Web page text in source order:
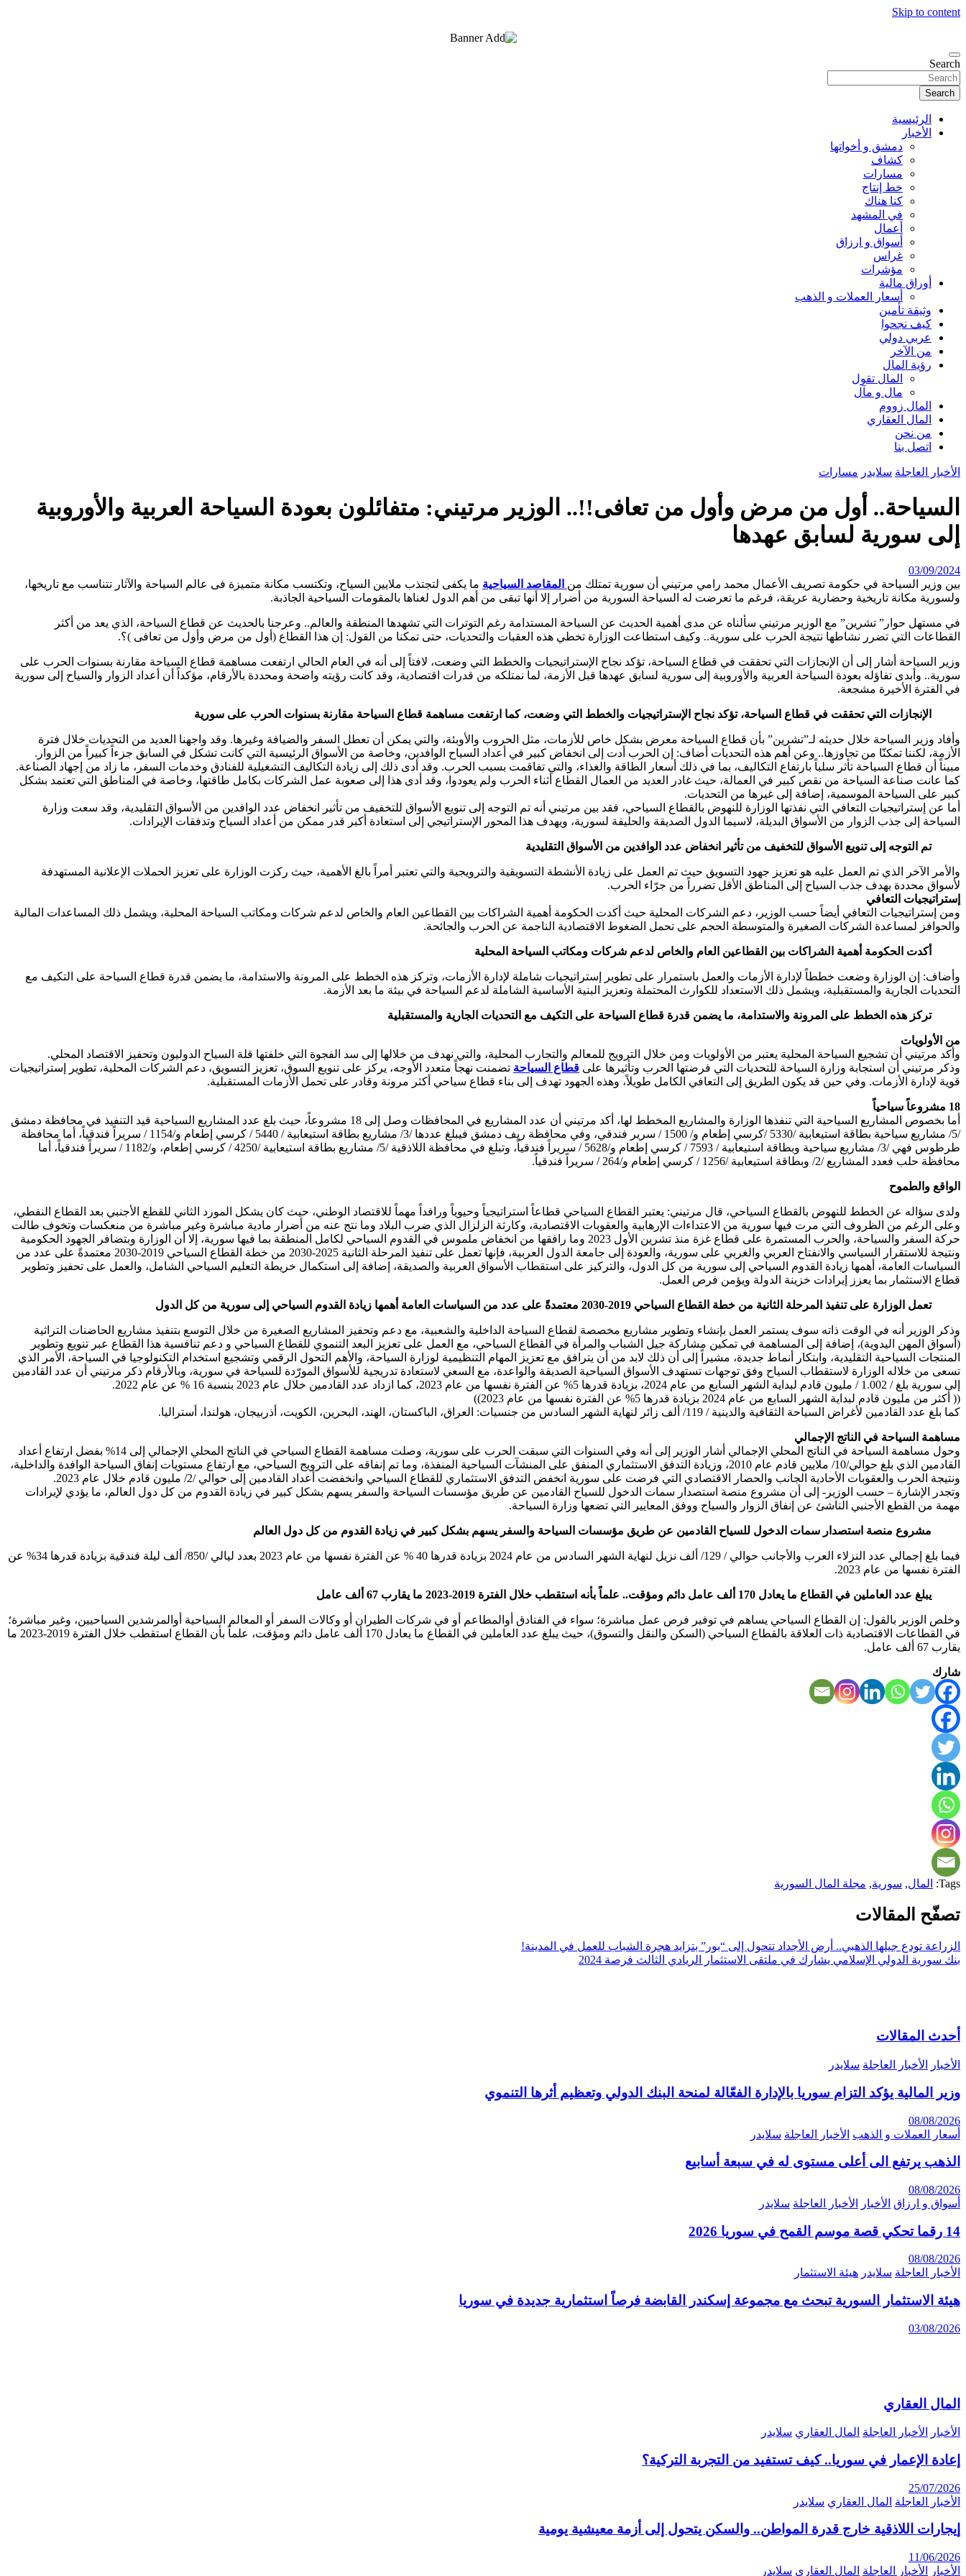
Skip to content
Search
Search
الرئيسية
الأخبار
دمشق و أخواتها
كشاف
مسارات
خط إنتاج
كنا هناك
في المشهد
أعمال
أسواق و ارزاق
غراس
مؤشرات
أوراق مالية
أسعار العملات و الذهب
وثيقة تأمين
كيف نجحوا
عربي دولي
من الآخر
رؤية المال
المال تقول
مال و مآل
المال زووم
المال العقاري
من نحن
اتصل بنا
الأخبار العاجلة سلايدر مسارات
السياحة.. أول من مرض وأول من تعافى!!.. الوزير مرتيني: متفائلون بعودة السياحة العربية والأوروبية
إلى سورية لسابق عهدها
03/09/2024
بين وزير السياحة في حكومة تصريف الأعمال محمد رامي مرتيني أن سورية تمتلك من المقاصد السياحية ما يكفى لتجتذب ملايين السياح، وتكتسب مكانة متميزة فى عالم السياحة والآثار تتناسب مع تاريخها،
ولسورية مكانة تاريخية وحضارية عريقة، فرغم ما تعرضت له السياحة السورية من أضرار إلا أنها تبقى من أهم الدول لغناها بالمقومات السياحية الجاذبة.
في مستهل حوار” تشرين” مع الوزير مرتيني سألناه عن مدى أهمية الحديث عن السياحة المستدامة رغم التوترات التي تشهدها المنطقة والعالم.. وعرجنا بالحديث عن قطاع السياحة، الذي يعد من أكثر
القطاعات التي تضرر نشاطها نتيجة الحرب على سورية.. وكيف استطاعت الوزارة تخطي هذه العقبات والتحديات، حتى تمكنا من القول: إن هذا القطاع (أول من مرض وأول من تعافى )؟.
وزير السياحة أشار إلى أن الإنجازات التي تحققت في قطاع السياحة، تؤكد نجاح الإستراتيجيات والخطط التي وضعت، لافتاً إلى أنه في العام الحالي ارتفعت مساهمة قطاع السياحة مقارنة بسنوات الحرب على
سورية.. وأبدى تفاؤله بعودة السياحة العربية والأوروبية إلى سورية لسابق عهدها قبل الأزمة، لما نمتلكه من قدرات اقتصادية، وقد كانت رؤيته واضحة ومحددة بالأرقام، مؤكداً أن أعداد الزوار والسياح إلى سورية
في الفترة الأخيرة مشجعة.
الإنجازات التي تحققت في قطاع السياحة، تؤكد نجاح الإستراتيجيات والخطط التي وضعت، كما ارتفعت مساهمة قطاع السياحة مقارنة بسنوات الحرب على سورية
وأفاد وزير السياحة خلال حديثه لـ”تشرين” بأن قطاع السياحة معرض بشكل خاص للأزمات، مثل الحروب والأوبئة، والتي يمكن أن تعطل السفر والضيافة وغيرها. وقد واجهنا العديد من التحديات خلال فترة
الأزمة، لكننا تمكنّا من تجاوزها.. وعن أهم هذه التحديات أضاف: إن الحرب أدت إلى انخفاض كبير في أعداد السياح الوافدين، وخاصة من الأسواق الرئيسية التي كانت تشكل في السابق جزءاً كبيراً من الزوار.
مبيناً أن قطاع السياحة تأثر سلباً بارتفاع التكاليف، بما في ذلك أسعار الطاقة والغذاء، والتي تفاقمت بسبب الحرب. وقد أدى ذلك إلى زيادة التكاليف التشغيلية للفنادق وخدمات السفر، ما زاد من إجهاد الصناعة.
كما عانت صناعة السياحة من نقص كبير في العمالة، حيث غادر العديد من العمال القطاع أثناء الحرب ولم يعودوا، وقد أدى هذا إلى صعوبة عمل الشركات بكامل طاقتها، وخاصة في المناطق التي تعتمد بشكل
كبير على السياحة الموسمية، إضافة إلى غيرها من التحديات.
أما عن إستراتيجيات التعافي التي نفذتها الوزارة للنهوض بالقطاع السياحي، فقد بين مرتيني أنه تم التوجه إلى تنويع الأسواق للتخفيف من تأثير انخفاض عدد الوافدين من الأسواق التقليدية، وقد سعت وزارة
السياحة إلى جذب الزوار من الأسواق البديلة، لاسيما الدول الصديقة والحليفة لسورية، ويهدف هذا المحور الإستراتيجي إلى استعادة أكبر قدر ممكن من أعداد السياح وتدفقات الإيرادات.
تم التوجه إلى تنويع الأسواق للتخفيف من تأثير انخفاض عدد الوافدين من الأسواق التقليدية
والأمر الآخر الذي تم العمل عليه هو تعزيز جهود التسويق حيث تم العمل على زيادة الأنشطة التسويقية والترويجية والتي تعتبر أمراً بالغ الأهمية، حيث ركزت الوزارة على تعزيز الحملات الإعلانية المستهدفة
لأسواق محددة بهدف جذب السياح إلى المناطق الأقل تضرراً من جرّاء الحرب.
إستراتيجيات التعافي
ومن إستراتيجيات التعافي أيضاً حسب الوزير، دعم الشركات المحلية حيث أكدت الحكومة أهمية الشراكات بين القطاعين العام والخاص لدعم شركات ومكاتب السياحة المحلية، ويشمل ذلك المساعدات المالية
والحوافز لمساعدة الشركات الصغيرة والمتوسطة الحجم على تحمل الضغوط الاقتصادية الناجمة عن الحرب والجائحة.
أكدت الحكومة أهمية الشراكات بين القطاعين العام والخاص لدعم شركات ومكاتب السياحة المحلية
وأضاف: إن الوزارة وضعت خططاً لإدارة الأزمات والعمل باستمرار على تطوير إستراتيجيات شاملة لإدارة الأزمات، وتركز هذه الخطط على المرونة والاستدامة، ما يضمن قدرة قطاع السياحة على التكيف مع
التحديات الجارية والمستقبلية، ويشمل ذلك الاستعداد للكوارث المحتملة وتعزيز البنية الأساسية الشاملة لدعم السياحة في بيئة ما بعد الأزمة.
تركز هذه الخطط على المرونة والاستدامة، ما يضمن قدرة قطاع السياحة على التكيف مع التحديات الجارية والمستقبلية
من الأولويات
وأكد مرتيني أن تشجيع السياحة المحلية يعتبر من الأولويات ومن خلال الترويج للمعالم والتجارب المحلية، والتي نهدف من خلالها إلى سد الفجوة التي خلفتها قلة السياح الدوليون وتحفيز الاقتصاد المحلي.
وذكر مرتيني أن استجابة وزارة السياحة للتحديات التي فرضتها الحرب وتأثيرها على قطاع السياحة تضمنت نهجاً متعدد الأوجه، يركز على تنويع السوق، تعزيز التسويق، دعم الشركات المحلية، تطوير إستراتيجيات
قوية لإدارة الأزمات. وفي حين قد يكون الطريق إلى التعافي الكامل طويلاً، وهذه الجهود تهدف إلى بناء قطاع سياحي أكثر مرونة وقادر على تحمل الأزمات المستقبلية.
18 مشروعاً سياحياً
أما بخصوص المشاريع السياحية التي تنفذها الوزارة والمشاريع المخطط لها، أكد مرتيني أن عدد المشاريع في المحافظات وصل إلى 18 مشروعاً، حيث بلغ عدد المشاريع السياحية قيد التنفيذ في محافظة دمشق
/5/ مشاريع سياحية بطاقة استيعابية /5330 /كرسي إطعام و/ 1500 / سرير فندقي، وفي محافظة ريف دمشق فيبلغ عددها /3/ مشاريع بطاقة استيعابية / 5440 / كرسي إطعام و/1154 / سريراً فندقياً، أما محافظة
طرطوس فهي /3/ مشاريع سياحية وبطاقة استيعابية / 7593 / كرسي إطعام و/5628 / سريراً فندقياً، وتبلغ في محافظة اللاذقية /5/ مشاريع بطاقة استيعابية /4250 / كرسي إطعام، و/1182 / سريراً فندقياً، أما
محافظة حلب فعدد المشاريع /2/ وبطاقة استيعابية /1256 / كرسي إطعام و/264 / سريراً فندقياً.
الواقع والطموح
ولدى سؤاله عن الخطط للنهوض بالقطاع السياحي، قال مرتيني: يعتبر القطاع السياحي قطاعاً استراتيجياً وحيوياً ورافداً مهماً للاقتصاد الوطني، حيث كان يشكل المورد الثاني للقطع الأجنبي بعد القطاع النفطي،
وعلى الرغم من الظروف التي مرت فيها سورية من الاعتداءات الإرهابية والعقوبات الاقتصادية، وكارثة الزلزال الذي ضرب البلاد وما نتج عنه من أضرار مادية مباشرة وغير مباشرة من منعكسات وتخوف طالت
حركة السفر والسياحة، والحرب المستمرة على قطاع غزة منذ تشرين الأول 2023 وما رافقها من انخفاض ملموس في القدوم السياحي لكامل المنطقة بما فيها سورية، إلا أن الوزارة وبتضافر الجهود الحكومية
ونتيجة للاستقرار السياسي والانفتاح العربي والغربي على سورية، والعودة إلى جامعة الدول العربية، فإنها تعمل على تنفيذ المرحلة الثانية 2025-2030 من خطة القطاع السياحي 2019-2030 معتمدةً على عدد من
السياسات العامة، أهمها زيادة القدوم السياحي إلى سورية من كل الدول، والتركيز على استقطاب الأسواق العربية والصديقة، إضافة إلى استكمال خريطة التعليم السياحي الشامل، والعمل على تحفيز وتطوير
قطاع الاستثمار بما يعزز إيرادات خزينة الدولة ويؤمن فرص العمل.
تعمل الوزارة على تنفيذ المرحلة الثانية من خطة القطاع السياحي 2019-2030 معتمدةً على عدد من السياسات العامة أهمها زيادة القدوم السياحي إلى سورية من كل الدول
وذكر الوزير أنه في الوقت ذاته سوف يستمر العمل بإنشاء وتطوير مشاريع مخصصة لقطاع السياحة الداخلية والشعبية، مع دعم وتحفيز المشاريع الصغيرة من خلال التوسع بتنفيذ مشاريع الحاضنات التراثية
(أسواق المهن اليدوية)، إضافة إلى المساهمة في تمكين مشاركة جيل الشباب والمرأة في القطاع السياحي، مع العمل على تعزيز البعد التنموي للقطاع السياحي و دعم تنافسية هذا القطاع عبر تنويع وتطوير
المنتجات السياحية التقليدية، وابتكار أنماط جديدة، مشيراً إلى أن ذلك لابد من أن يترافق مع تعزيز المهام التنظيمية لوزارة السياحة، والأهم التحول الرقمي وتشجيع استخدام التكنولوجيا في السياحة، الأمر الذي
تسعى من خلاله الوزارة لاستقطاب السياح وفق توجهات تستهدف الأسواق السياحية الصديقة والواعدة، مع السعي لاستعادة تدريجية للأسواق المورّدة للسياحة في سورية، وبالأرقام ذكر مرتيني أن عدد القادمين
إلى سورية بلغ / 1.002 / مليون قادم لبداية الشهر السابع من عام 2024، بزيادة قدرها 5% عن الفترة نفسها من عام 2023، كما ازداد عدد القادمين خلال عام 2023 بنسبة 16 % عن عام 2022.
(( أكثر من مليون قادم لبداية الشهر السابع من عام 2024 بزيادة قدرها 5% عن الفترة نفسها من عام 2023))
كما بلغ عدد القادمين لأغراض السياحة الثقافية والدينية / 119/ ألف زائر لنهاية الشهر السادس من جنسيات: العراق، الباكستان، الهند، البحرين، الكويت، أذربيجان، هولندا، أستراليا.
مساهمة السياحة في الناتج الإجمالي
وحول مساهمة السياحة في الناتج المحلي الإجمالي أشار الوزير إلى أنه وفي السنوات التي سبقت الحرب على سورية، وصلت مساهمة القطاع السياحي في الناتج المحلي الإجمالي إلى 14% بفضل ارتفاع أعداد
القادمين الذي بلغ حوالي/10/ ملايين قادم عام 2010، وزيادة التدفق الاستثماري المنفق على المنشآت السياحية المنفذة، وما تم إنفاقه على الترويج السياحي، مع ارتفاع مستويات إنفاق السياحة الوافدة والداخلية،
ونتيجة الحرب والعقوبات الأحادية الجانب والحصار الاقتصادي التي فرضت على سورية انخفض التدفق الاستثماري للقطاع السياحي وانخفضت أعداد القادمين إلى حوالي /2/ مليون قادم خلال عام 2023.
وتجدر الإشارة – حسب الوزير- إلى أن مشروع منصة استصدار سمات الدخول للسياح القادمين عن طريق مؤسسات السياحة والسفر يسهم بشكل كبير في زيادة القدوم من كل دول العالم، ما يؤدي لإيرادات
مهمة من القطع الأجنبي الناشئ عن إنفاق الزوار والسياح ووفق المعايير التي تضعها وزارة السياحة.
مشروع منصة استصدار سمات الدخول للسياح القادمين عن طريق مؤسسات السياحة والسفر يسهم بشكل كبير في زيادة القدوم من كل دول العالم
فيما بلغ إجمالي عدد النزلاء العرب والأجانب حوالي / 129/ ألف نزيل لنهاية الشهر السادس من عام 2024 بزيادة قدرها 40 % عن الفترة نفسها من عام 2023 بعدد ليالي /850/ ألف ليلة فندقية بزيادة قدرها 34% عن
الفترة نفسها من عام 2023.
يبلغ عدد العاملين في القطاع ما يعادل 170 ألف عامل دائم ومؤقت.. علماً بأنه استقطب خلال الفترة 2019-2023 ما يقارب 67 ألف عامل
وخلص الوزير بالقول: إن القطاع السياحي يساهم في توفير فرص عمل مباشرة؛ سواء في الفنادق أوالمطاعم أو في شركات الطيران أو وكالات السفر أو المعالم السياحية أوالمرشدين السياحيين، وغير مباشرة؛
في القطاعات الاقتصادية ذات العلاقة بالقطاع السياحي (السكن والنقل والتسوق)، حيث يبلغ عدد العاملين في القطاع ما يعادل 170 ألف عامل دائم ومؤقت، علماً بأن القطاع استقطب خلال الفترة 2019-2023 ما
يقارب 67 ألف عامل.
شارك
Tags: المال, سورية, مجلة المال السورية
تصفّح المقالات
الزراعة تودع جيلها الذهبي.. أرض الأجداد تتحول إلى “بور” بتزايد هجرة الشباب للعمل في المدينة!
بنك سورية الدولي الإسلامي يشارك في ملتقى الاستثمار الريادي الثالث فرصة 2024
أحدث المقالات
الأخبار الأخبار العاجلة سلايدر
وزير المالية يؤكد التزام سوريا بالإدارة الفعّالة لمنحة البنك الدولي وتعظيم أثرها التنموي
08/08/2026
أسعار العملات و الذهب الأخبار العاجلة سلايدر
الذهب يرتفع الى أعلى مستوى له في سبعة أسابيع
08/08/2026
أسواق و ارزاق الأخبار الأخبار العاجلة سلايدر
14 رقما تحكي قصة موسم القمح في سوريا 2026
08/08/2026
الأخبار العاجلة سلايدر هيئة الاستثمار
هيئة الاستثمار السورية تبحث مع مجموعة إسكندر القابضة فرصاً استثمارية جديدة في سوريا
03/08/2026
المال العقاري
الأخبار الأخبار العاجلة المال العقاري سلايدر
إعادة الإعمار في سوريا.. كيف تستفيد من التجربة التركية؟
25/07/2026
الأخبار العاجلة المال العقاري سلايدر
إيجارات اللاذقية خارج قدرة المواطن.. والسكن يتحول إلى أزمة معيشية يومية
11/06/2026
الأخبار
الأخبار العاجلة المال العقاري سلايدر